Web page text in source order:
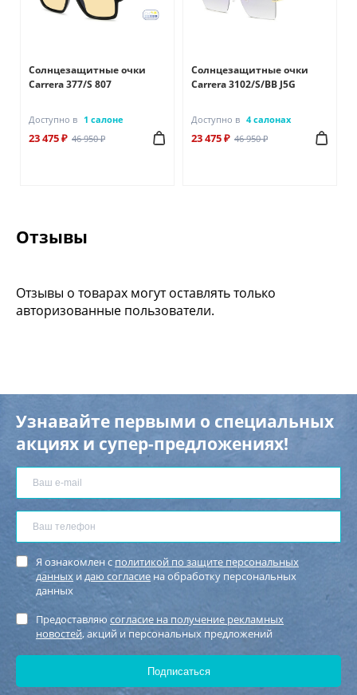
Солнцезащитные очки
Carrera 377/S 807
Доступно в 1 салоне
23 475 ₽ 46 950 ₽
Солнцезащитные очки
Carrera 3102/S/BB J5G
Доступно в 4 салонах
23 475 ₽ 46 950 ₽
Отзывы
Отзывы о товарах могут оставлять только
авторизованные пользователи.
Узнавайте первыми о специальных
акциях и супер-предложениях!
Я ознакомлен с политикой по защите персональных
данных идаю согласие на обработку персональных
данных
Предоставляю согласие на получение рекламных
новостей, акций и персональных предложений